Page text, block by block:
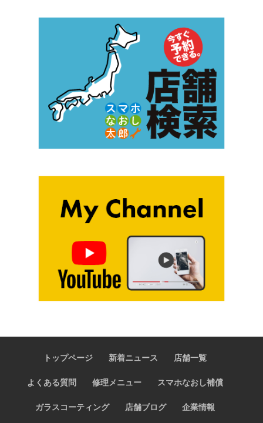
トップページ 新着ニュース 店舗一覧
よくある質問 修理メニュー スマホなおし補償
ガラスコーティング 店舗ブログ 企業情報